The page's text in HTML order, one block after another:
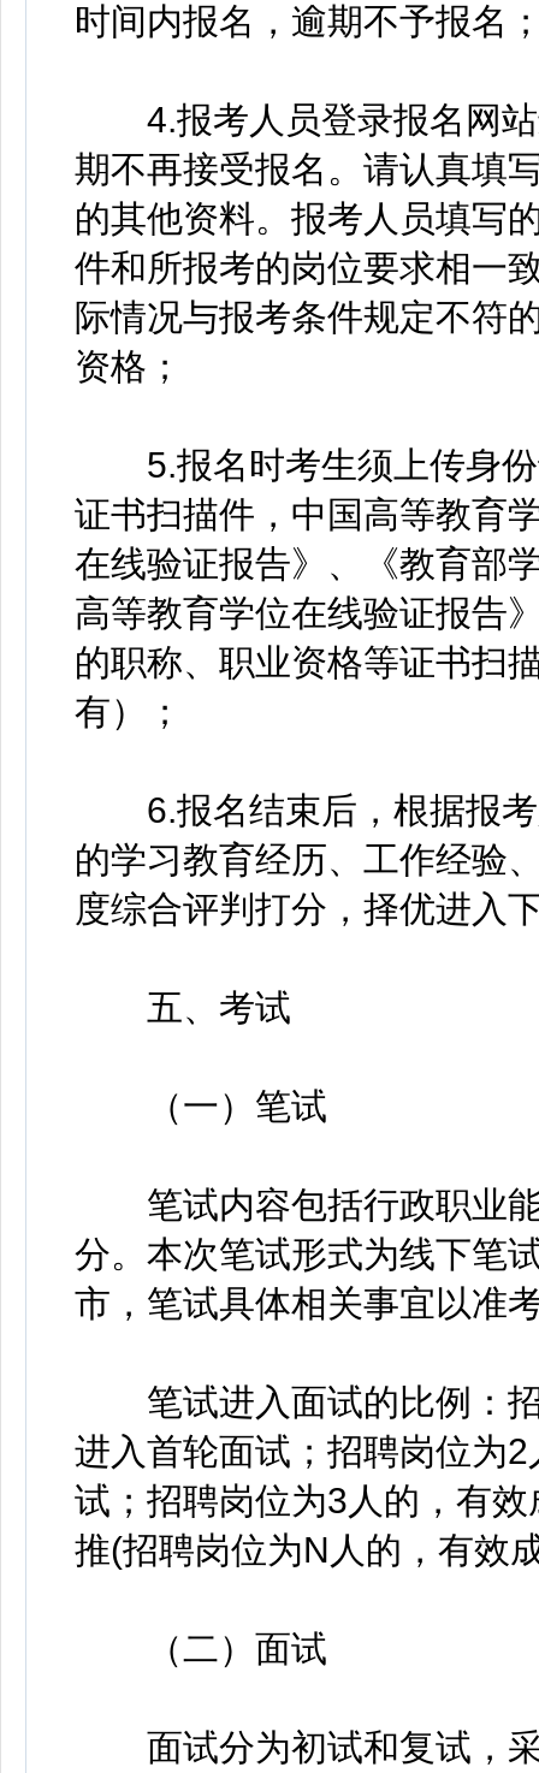
时间内报名，逾期不予报名
4.报考人员登录报名网站
期不再接受报名。请认真填
的其他资料。报考人员填写
件和所报考的岗位要求相一
际情况与报考条件规定不符
资格；
5.报名时考生须上传身份
证书扫描件，中国高等教育
在线验证报告》、《教育部
高等教育学位在线验证报告
的职称、职业资格等证书扫
有）；
6.报名结束后，根据报考
的学习教育经历、工作经验
度综合评判打分，择优进入
五、考试
（一）笔试
笔试内容包括行政职业能
分。本次笔试形式为线下笔
市，笔试具体相关事宜以准
笔试进入面试的比例：招
进入首轮面试；招聘岗位为
试；招聘岗位为3人的，有
推(招聘岗位为N人的，有效
（二）面试
面试分为初试和复试，采